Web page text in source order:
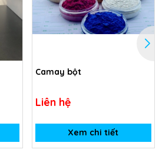
Camay bột
Liên hệ
Xem chi tiết